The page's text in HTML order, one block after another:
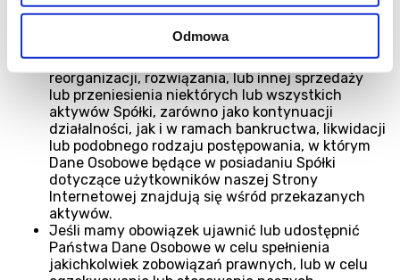
Odmowa
udostępniamy (np. dostawcy hostingu baz
nabywcom, lub innym następcom w przypadku
połączenia, zbycia, restrukturyzacji,
reorganizacji, rozwiązania, lub innej sprzedaży
lub przeniesienia niektórych lub wszystkich
aktywów Spółki, zarówno jako kontynuacji
działalności, jak i w ramach bankructwa, likwidacji
lub podobnego rodzaju postępowania, w którym
Dane Osobowe będące w posiadaniu Spółki
dotyczące użytkowników naszej Strony
Internetowej znajdują się wśród przekazanych
aktywów.
Jeśli mamy obowiązek ujawnić lub udostępnić
Państwa Dane Osobowe w celu spełnienia
jakichkolwiek zobowiązań prawnych, lub w celu